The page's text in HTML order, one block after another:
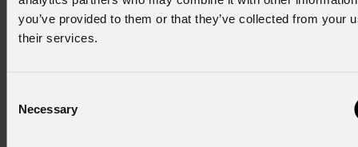
you’ve provided to them or that they’ve collected from your
their services.
Selection
Necessary
Curt Contrata, lighting designer con Stage Equipment and
Lighting e consulente del progetto, aggiunge: “Gli